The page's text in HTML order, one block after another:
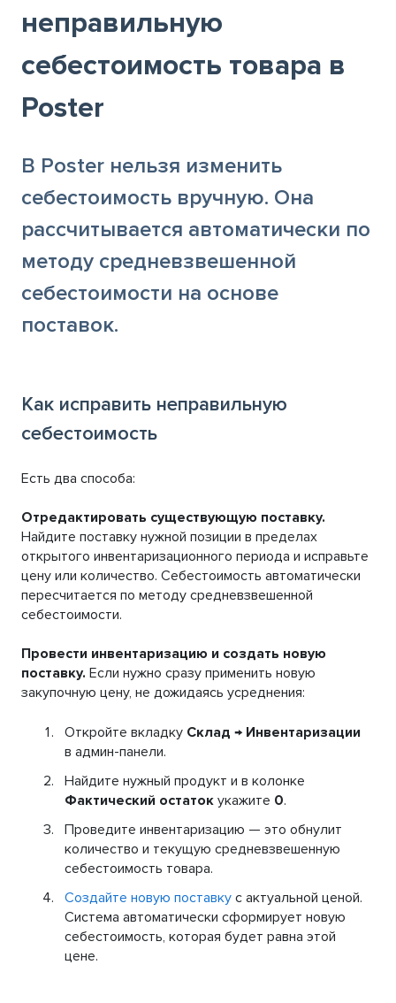
неправильную
себестоимость товара в
Poster
В Poster нельзя изменить
себестоимость вручную. Она
рассчитывается автоматически по
методу средневзвешенной
себестоимости на основе
поставок.
Как исправить неправильную
себестоимость
Есть два способа:
Отредактировать существующую поставку.
Найдите поставку нужной позиции в пределах
открытого инвентаризационного периода и исправьте
цену или количество. Себестоимость автоматически
пересчитается по методу средневзвешенной
себестоимости.
Провести инвентаризацию и создать новую
поставку. Если нужно сразу применить новую
закупочную цену, не дожидаясь усреднения:
Откройте вкладку Склад → Инвентаризации
в админ-панели.
Найдите нужный продукт и в колонке
Фактический остаток укажите 0.
Проведите инвентаризацию — это обнулит
количество и текущую средневзвешенную
себестоимость товара.
Создайте новую поставку с актуальной ценой.
Система автоматически сформирует новую
себестоимость, которая будет равна этой
цене.